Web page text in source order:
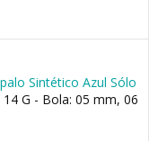
Sintético Azul Sólo
G - Bola: 05 mm, 06